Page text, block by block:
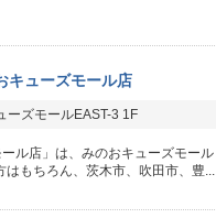
キューズモール店
ーズモールEAST-3 1F
ル店」は、みのおキューズモール
はもちろん、茨木市、吹田市、豊...